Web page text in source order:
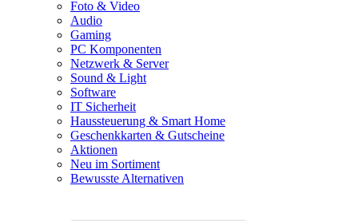
Foto & Video
Audio
Gaming
PC Komponenten
Netzwerk & Server
Sound & Light
Software
IT Sicherheit
Haussteuerung & Smart Home
Geschenkkarten & Gutscheine
Aktionen
Neu im Sortiment
Bewusste Alternativen